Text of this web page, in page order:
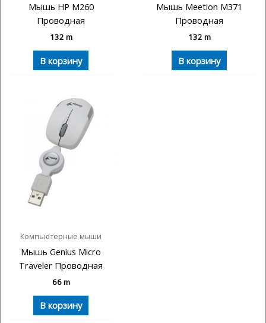
Мышь HP M260
Проводная
132 m
В корзину
Мышь Meetion M371
Проводная
132 m
В корзину
Компьютерные мыши
Мышь Genius Micro
Traveler Проводная
66m
В корзину